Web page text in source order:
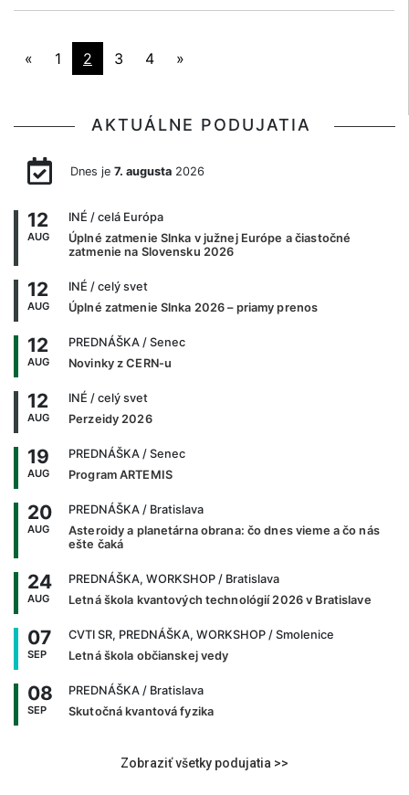
« 1 2 3 4 »
AKTUÁLNE PODUJATIA
Dnes je 7. augusta2026
12
AUG
INÉ / celá Európa
Úplné zatmenie Slnka v južnej Európe a čiastočné
zatmenie na Slovensku 2026
12
AUG
INÉ / celý svet
Úplné zatmenie Slnka 2026 – priamy prenos
12
AUG
PREDNÁŠKA / Senec
Novinky z CERN-u
12
AUG
INÉ / celý svet
Perzeidy 2026
19
AUG
PREDNÁŠKA / Senec
Program ARTEMIS
20
AUG
PREDNÁŠKA / Bratislava
Asteroidy a planetárna obrana: čo dnes vieme a čo nás
ešte čaká
24
AUG
PREDNÁŠKA, WORKSHOP / Bratislava
Letná škola kvantových technológií 2026 v Bratislave
07
SEP
CVTI SR, PREDNÁŠKA, WORKSHOP / Smolenice
Letná škola občianskej vedy
08
SEP
PREDNÁŠKA / Bratislava
Skutočná kvantová fyzika
Zobraziť všetky podujatia >>